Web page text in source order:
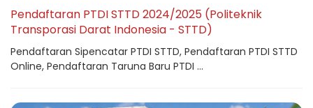
Pendaftaran PTDI STTD 2024/2025 (Politeknik
Transporasi Darat Indonesia - STTD)
Pendaftaran Sipencatar PTDI STTD, Pendaftaran PTDI STTD
Online, Pendaftaran Taruna Baru PTDI ...